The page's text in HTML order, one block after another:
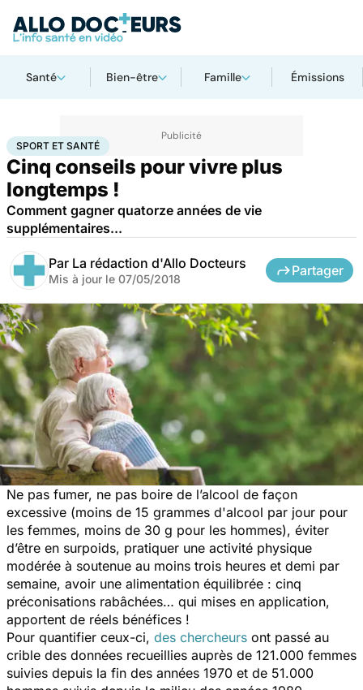
Santé Bien-être Famille Émissions
AccueilBien-êtreSport santé Sport et santé
SPORT ET SANTÉ
Cinq conseils pour vivre plus
longtemps !
Comment gagner quatorze années de vie
supplémentaires...
Par La rédaction d'Allo Docteurs
Mis à jour le 07/05/2018
Partager
Ne pas fumer, ne pas boire de l’alcool de façon
excessive (moins de 15 grammes d'alcool par jour pour
les femmes, moins de 30 g pour les hommes), éviter
d’être en surpoids, pratiquer une activité physique
modérée à soutenue au moins trois heures et demi par
semaine, avoir une alimentation équilibrée : cinq
préconisations rabâchées… qui mises en application,
apportent de réels bénéfices !
Pour quantifier ceux-ci, des chercheurs ont passé au
crible des données recueillies auprès de 121.000 femmes
suivies depuis la fin des années 1970 et de 51.000